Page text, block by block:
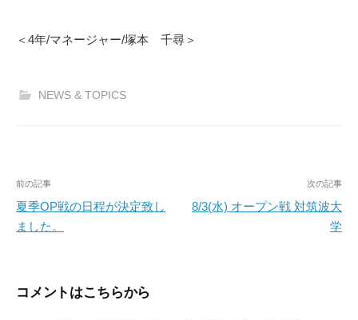
＜4年/マネージャー/塚本 千尋＞
NEWS & TOPICS
投
稿
ナ
ゲ
前の記事
夏季OP戦の日程が決定致し
ました。
次の記事
8/3(水) オープン戦 対筑波大
学
コメントはこちらから